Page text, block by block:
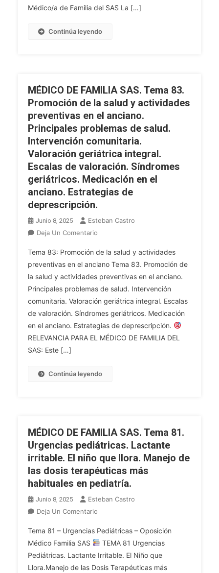
Herramientas.
Desarrollo
E
Intervención
Familiar.
Acontecimientos
Vitales
Estresantes.
Médico/a de Familia del SAS La […]
Continúa leyendo
MÉDICO DE FAMILIA SAS. Tema 83.
Promoción de la salud y actividades
preventivas en el anciano.
Principales problemas de salud.
Intervención comunitaria.
Valoración geriátrica integral.
Escalas de valoración. Síndromes
geriátricos. Medicación en el
anciano. Estrategias de
deprescripción.
Junio 8, 2025
Esteban Castro
Deja Un Comentario
DE
FAMILIA
SAS.
Tema
83.
Promoción
De
La
Preventivas
Problemas
De
Salud.
Intervención
Comunitaria.
Geriátrica
De
Valoración.
Síndromes
Geriátricos.
Tema 83: Promoción de la salud y actividades
preventivas en el anciano Tema 83. Promoción de
la salud y actividades preventivas en el anciano.
Principales problemas de salud. Intervención
comunitaria. Valoración geriátrica integral. Escalas
de valoración. Síndromes geriátricos. Medicación
en el anciano. Estrategias de deprescripción.
RELEVANCIA PARA EL MÉDICO DE FAMILIA DEL
SAS: Este […]
Continúa leyendo
MÉDICO DE FAMILIA SAS. Tema 81.
Urgencias pediátricas. Lactante
irritable. El niño que llora. Manejo de
las dosis terapéuticas más
habituales en pediatría.
Junio 8, 2025
Esteban Castro
Deja Un Comentario
DE
FAMILIA
SAS.
Tema
Tema 81 – Urgencias Pediátricas – Oposición
Médico Familia SAS
TEMA 81 Urgencias
Pediátricas. Lactante Irritable. El Niño que
Llora.Manejo de las Dosis Terapéuticas más